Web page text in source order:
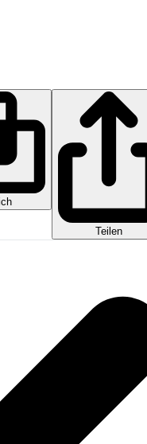
Teilen